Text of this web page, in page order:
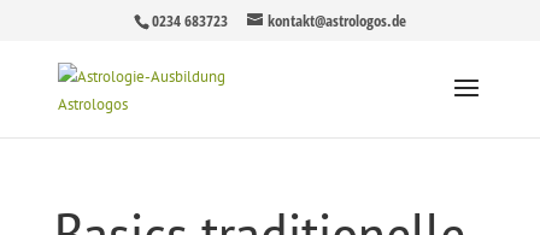
0234 683723 kontakt@astrologos.de